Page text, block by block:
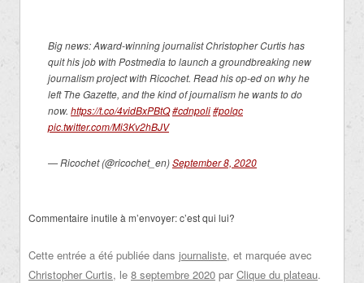
Big news: Award-winning journalist Christopher Curtis has
quit his job with Postmedia to launch a groundbreaking new
journalism project with Ricochet. Read his op-ed on why he
left The Gazette, and the kind of journalism he wants to do
now. https://t.co/4vidBxPBtQ#cdnpoli#polqc
pic.twitter.com/Mi3Kv2hBJV
— Ricochet (@ricochet_en)September 8, 2020
Commentaire inutile à m’envoyer: c’est qui lui?
Cette entrée a été publiée dans journaliste, et marquée avec
Christopher Curtis, le 8 septembre 2020 par Clique du plateau.